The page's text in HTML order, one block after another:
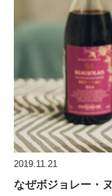
2019.11.21
なぜボジョレー・